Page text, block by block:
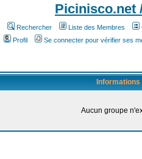
Picinisco.net
Rechercher Liste des Membres
Profil
Se connecter pour vérifier ses
Informations
Aucun groupe